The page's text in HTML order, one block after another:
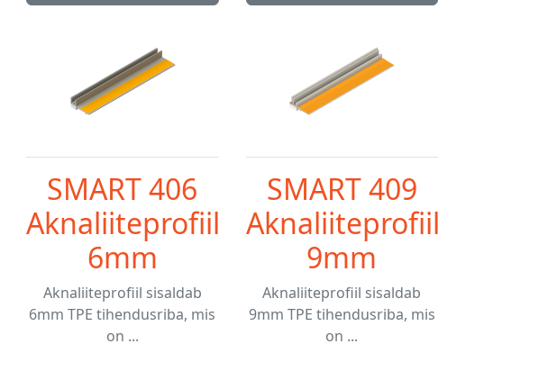
SMART 406
Aknaliiteprofiil
6mm
Aknaliiteprofiil sisaldab
6mm TPE tihendusriba, mis
on ...
SMART 409
Aknaliiteprofiil
9mm
Aknaliiteprofiil sisaldab
9mm TPE tihendusriba, mis
on ...